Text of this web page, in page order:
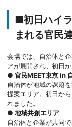
■初日ハイ
まれる官民
会場では、自治体と
アが展開され、初日
● 官民MEET東京 in
自治体が地域の課題
提案エリア。初日か
れました。
● 地域共創エリア
自治体と企業が共同